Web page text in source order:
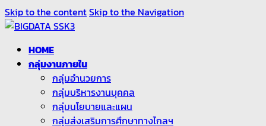
Skip to the contentSkip to the Navigation
HOME
กลุ่มงานภายใน
กลุ่มอำนวยการ
กลุ่มบริหารงานบุคคล
กลุ่มนโยบายและแผน
กลุ่มส่งเสริมการศึกษาทางไกลฯ